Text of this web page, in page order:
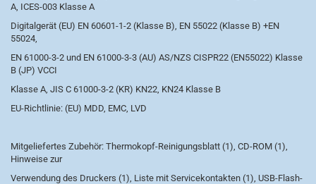
A, ICES-003 Klasse A
Digitalgerät (EU) EN 60601-1-2 (Klasse B), EN 55022 (Klasse B) +EN
55024,
EN 61000-3-2 und EN 61000-3-3 (AU) AS/NZS CISPR22 (EN55022) Klasse
B (JP) VCCI
Klasse A, JIS C 61000-3-2 (KR) KN22, KN24 Klasse B
EU-Richtlinie: (EU) MDD, EMC, LVD
Mitgeliefertes Zubehör: Thermokopf-Reinigungsblatt (1), CD-ROM (1),
Hinweise zur
Verwendung des Druckers (1), Liste mit Servicekontakten (1), USB-Flash-